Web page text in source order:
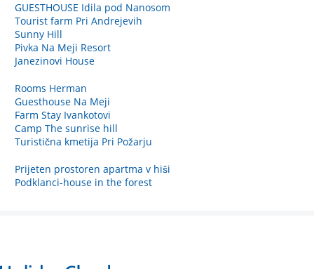
GUESTHOUSE Idila pod Nanosom
Tourist farm Pri Andrejevih
Sunny Hill
Pivka Na Meji Resort
Janezinovi House
Rooms Herman
Guesthouse Na Meji
Farm Stay Ivankotovi
Camp The sunrise hill
Turistična kmetija Pri Požarju
Prijeten prostoren apartma v hiši
Podklanci-house in the forest